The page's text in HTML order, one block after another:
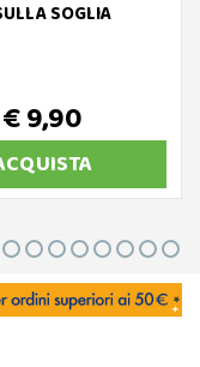
SOGLIA
€ 9,90